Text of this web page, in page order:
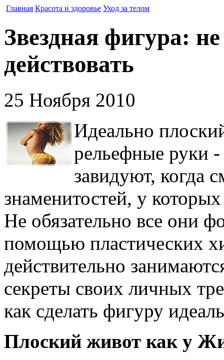
Главная Красота и здоровье Уход за телом
Звездная фигура:
действовать
25 Ноября 2010
Идеально
рельефные руки
завидуют, когда
знаменитостей, у
Не обязательно все они
помощью пластических
действительно
секреты своих личных
как сделать фигуру
Плоский живот как у